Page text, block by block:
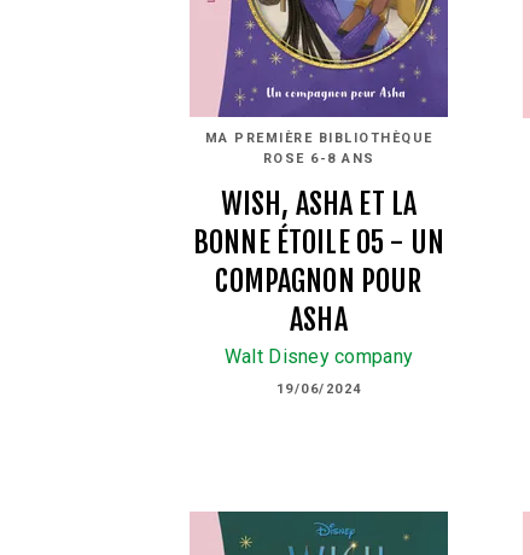
MA PREMIÈRE BIBLIOTHÈQUE
ROSE 6-8 ANS
WISH, ASHA ET LA
BONNE ÉTOILE 05 - UN
COMPAGNON POUR
ASHA
Walt Disney company
19/06/2024